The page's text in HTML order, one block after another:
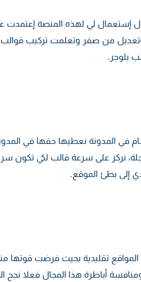
أول إستعمال لي لهذه المنصة
وتعديل من صفر وتعلمت تركيب
بلوجر.
في المدونة نعطيها حقها في
نركز على سرعة قالب لكي تكون
إلى بطئ الموقع.
تقليدية بحيث فرضت قوتها
أباطرة هذا المجال فعلا